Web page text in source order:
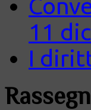
11
I